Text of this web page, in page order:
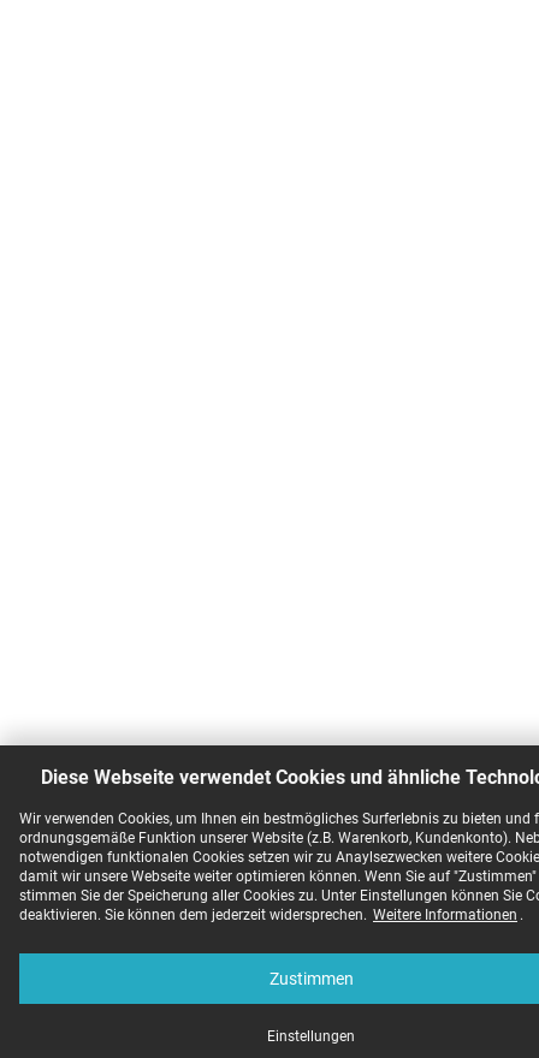
Diese Webseite verwendet Cookies und ähnliche
Wir verwenden Cookies, um Ihnen ein bestmögliches Surferlebnis zu bieten und
ordnungsgemäße Funktion unserer Website (z.B. Warenkorb, Kundenkonto).
notwendigen funktionalen Cookies setzen wir zu Anaylsezwecken weitere
damit wir unsere Webseite weiter optimieren können. Wenn Sie auf "Zustimmen"
stimmen Sie der Speicherung aller Cookies zu. Unter Einstellungen können Sie
deaktivieren. Sie können dem jederzeit widersprechen. Weitere Informationen .
Zustimmen
Einstellungen